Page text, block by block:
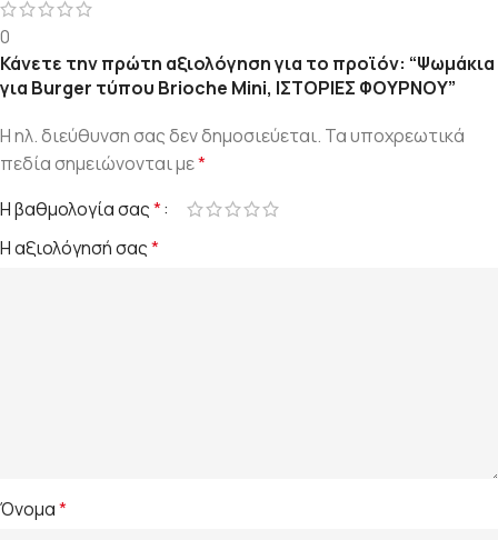
0
Κάνετε την πρώτη αξιολόγηση για το προϊόν: “Ψωμάκια
για Burger τύπου Brioche Mini, ΙΣΤΟΡΙΕΣ ΦΟΥΡΝΟΥ”
Η ηλ. διεύθυνση σας δεν δημοσιεύεται. Τα υποχρεωτικά
πεδία σημειώνονται με*
Η βαθμολογία σας*
Η αξιολόγησή σας*
Όνομα*